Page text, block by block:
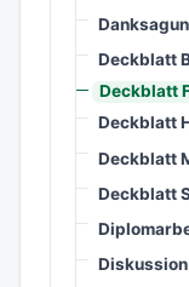
Deckblatt
Deckblatt
Deckblatt
Deckblatt
Deckblatt